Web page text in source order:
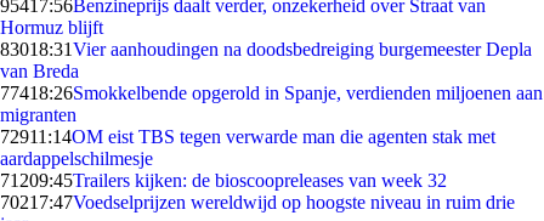
95417:56Benzineprijs daalt verder, onzekerheid over Straat van
Hormuz blijft
83018:31Vier aanhoudingen na doodsbedreiging burgemeester Depla
van Breda
77418:26Smokkelbende opgerold in Spanje, verdienden miljoenen aan
migranten
72911:14OM eist TBS tegen verwarde man die agenten stak met
aardappelschilmesje
71209:45Trailers kijken: de bioscoopreleases van week 32
70217:47Voedselprijzen wereldwijd op hoogste niveau in ruim drie